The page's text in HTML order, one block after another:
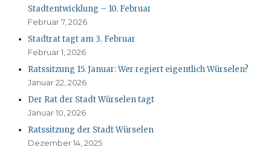
Stadtentwicklung – 10. Februar
Februar 7, 2026
Stadtrat tagt am 3. Februar
Februar 1, 2026
Ratssitzung 15. Januar: Wer regiert eigentlich Würselen?
Januar 22, 2026
Der Rat der Stadt Würselen tagt
Januar 10, 2026
Ratssitzung der Stadt Würselen
Dezember 14, 2025